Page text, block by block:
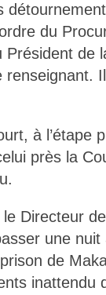
du
de
renseignant.
à l’étape
près la
Directeur
une
de
inattendu